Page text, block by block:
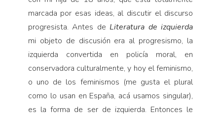
marcada por esas ideas, al discutir el discurso
progresista. Antes de Literatura de izquierda
mi objeto de discusión era al progresismo, la
izquierda convertida en policía moral, en
conservadora culturalmente, y hoy el feminismo,
o uno de los feminismos (me gusta el plural
como lo usan en España, acá usamos singular),
es la forma de ser de izquierda. Entonces le